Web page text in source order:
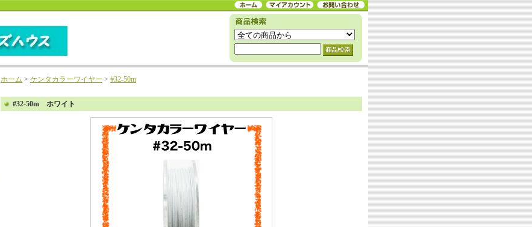
ホーム > ケンタカラーワイヤー > #32-50m
#32-50m ホワイト